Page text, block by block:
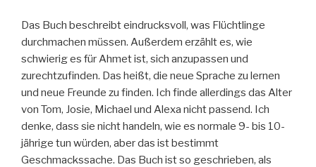
Das Buch beschreibt eindrucksvoll, was Flüchtlinge
durchmachen müssen. Außerdem erzählt es, wie
schwierig es für Ahmet ist, sich anzupassen und
zurechtzufinden. Das heißt, die neue Sprache zu lernen
und neue Freunde zu finden. Ich finde allerdings das Alter
von Tom, Josie, Michael und Alexa nicht passend. Ich
denke, dass sie nicht handeln, wie es normale 9- bis 10-
jährige tun würden, aber das ist bestimmt
Geschmackssache. Das Buch ist so geschrieben, als